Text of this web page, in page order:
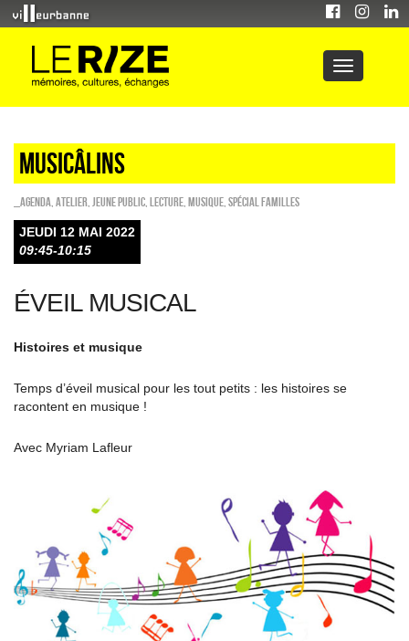
Musicâlins
_Agenda Atelier Jeune public Lecture Musique Spécial familles
JEUDI 12 MAI 2022
09:45-10:15
ÉVEIL MUSICAL
Histoires et musique
Temps d’éveil musical pour les tout petits : les histoires se
racontent en musique !
Avec Myriam Lafleur